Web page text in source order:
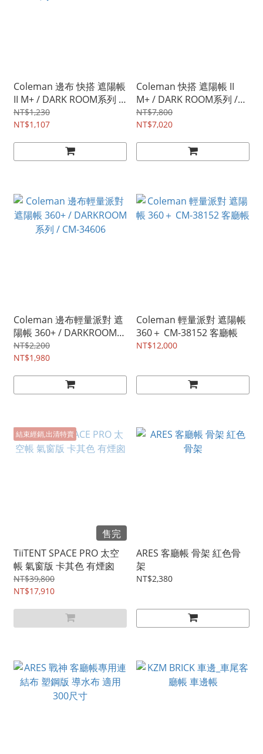
Coleman 邊布 快搭 遮陽帳
II M+ / DARK ROOM系列 /
CM-34602
NT$1,230
NT$1,107
Coleman 快搭 遮陽帳 II
M+ / DARK ROOM系列 /
CM-38823
NT$7,800
NT$7,020
Coleman 邊布輕量派對 遮
陽帳 360+ / DARKROOM
系列 / CM-34606
NT$2,200
NT$1,980
Coleman 輕量派對 遮陽帳
360＋ CM-38152 客廳帳
NT$12,000
結束經銷,出清特賣
售完
TiiTENT SPACE PRO 太空
帳 氣窗版 卡其色 有煙囪
NT$39,800
NT$17,910
ARES 客廳帳 骨架 紅色骨
架
NT$2,380